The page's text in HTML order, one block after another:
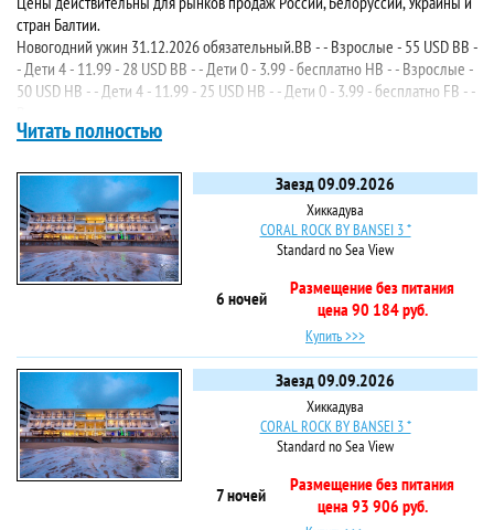
стран Балтии.
Новогодний ужин 31.12.2026 обязательный.BB - - Взрослые - 55 USD BB -
- Дети 4 - 11.99 - 28 USD BB - - Дети 0 - 3.99 - бесплатно HB - - Взрослые -
50 USD HB - - Дети 4 - 11.99 - 25 USD HB - - Дети 0 - 3.99 - бесплатно FB - -
Рождественский ужин 24.12.2026 обязательный.BB - - Взрослые - 55 USD
Взрослые - 50 USD HB - - Дети 4 - 11.99 - 25 USD HB - - Дети 0 - 3.99 -
бесплатно FB - - Взрослы
Заезд 09.09.2026
Хиккадува
CORAL ROCK BY BANSEI 3 *
Standard no Sea View
6 ночей
Размещение без питания
цена 90 184 руб.
Купить >>>
Заезд 09.09.2026
Хиккадува
CORAL ROCK BY BANSEI 3 *
Standard no Sea View
7 ночей
Размещение без питания
цена 93 906 руб.